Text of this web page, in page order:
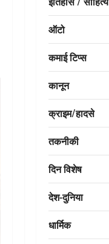
ऑटो
कमाई टिप्स
कानून
क्राइम/हादसे
तकनीकी
दिन विशेष
देश-दुनिया
धार्मिक